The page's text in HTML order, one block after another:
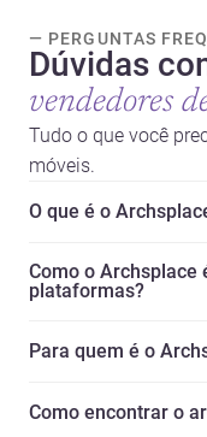
— PERGUNTAS
Dúvidas
vendedores
Tudo o que você
móveis.
O que é o
Como o Archsplace
plataformas?
Para quem é o
Como encontrar o